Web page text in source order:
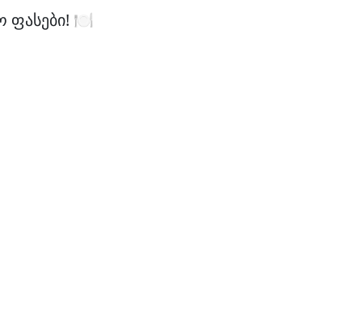
ფასები! 🍽️